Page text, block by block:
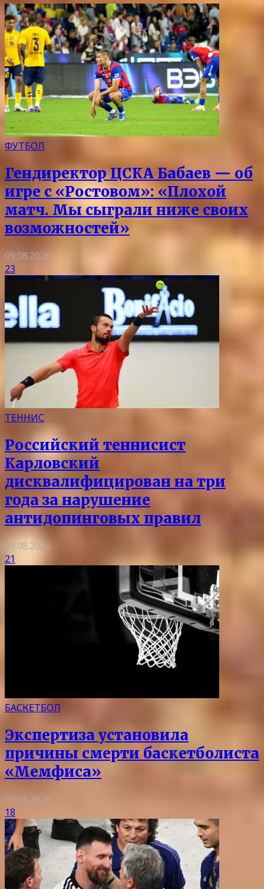
ФУТБОЛ
Гендиректор ЦСКА Бабаев — об
игре с «Ростовом»: «Плохой
матч. Мы сыграли ниже своих
возможностей»
09.08.2026
23
ТЕННИС
Российский теннисист
Карловский
дисквалифицирован на три
года за нарушение
антидопинговых правил
09.08.2026
21
БАСКЕТБОЛ
Экспертиза установила
причины смерти баскетболиста
«Мемфиса»
09.08.2026
18